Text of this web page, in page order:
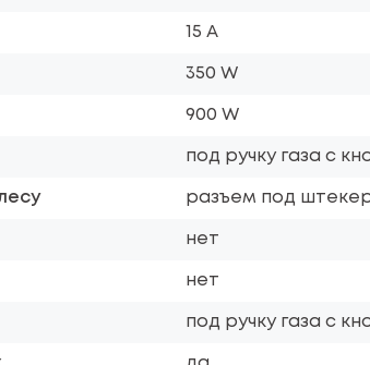
15 A
350 W
900 W
под ручку газа с
разъем под
нет
нет
под ручку газа с